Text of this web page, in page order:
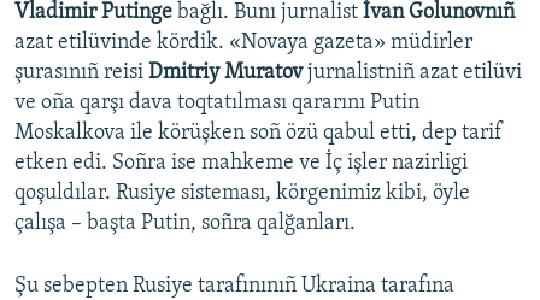
Vladimir Putinge bağlı. Bunı jurnalist İvan Golunovnıñ
azat etilüvinde kördik. «Novaya gazeta» müdirler
şurasınıñ reisi Dmitriy Muratovjurnalistniñ azat etilüvi
ve oña qarşı dava toqtatılması qararını Putin
Moskalkova ile körüşken soñ özü qabul etti, dep tarif
etken edi. Soñra ise mahkeme ve İç işler nazirligi
qoşuldılar. Rusiye sisteması, körgenimiz kibi, öyle
çalışa – başta Putin, soñra qalğanları.
Şu sebepten Rusiye tarafınınıñ Ukraina tarafına